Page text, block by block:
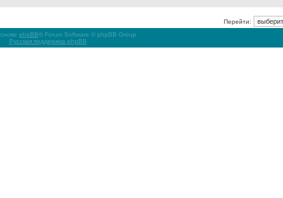
Перейти:
phpBB® Forum Software © phpBB Group
Русская поддержка phpBB